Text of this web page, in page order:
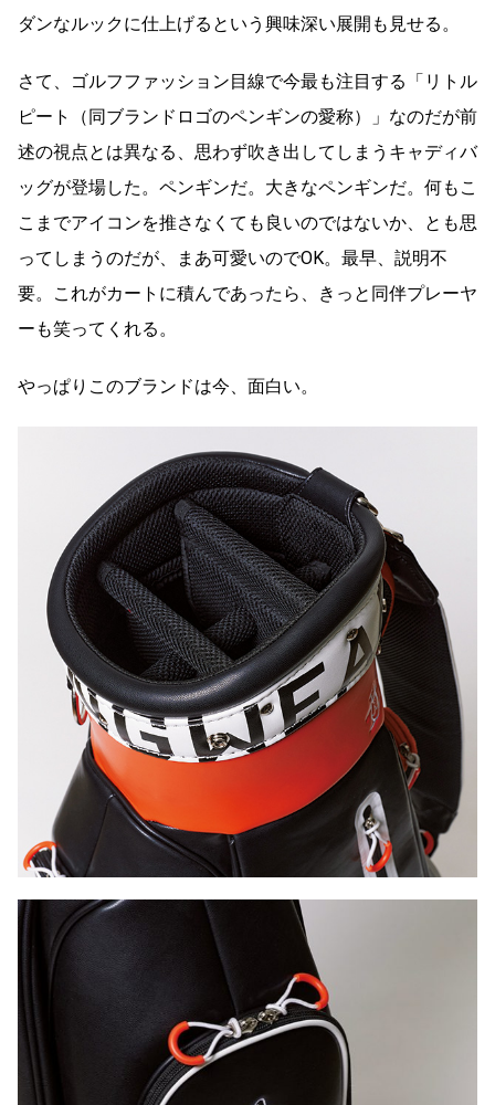
ダンなルックに仕上げるという興味深い展開も見せる。
さて、ゴルフファッション目線で今最も注目する「リトル
ピート（同ブランドロゴのペンギンの愛称）」なのだが前
述の視点とは異なる、思わず吹き出してしまうキャディバ
ッグが登場した。ペンギンだ。大きなペンギンだ。何もこ
こまでアイコンを推さなくても良いのではないか、とも思
ってしまうのだが、まあ可愛いのでOK。最早、説明不
要。これがカートに積んであったら、きっと同伴プレーヤ
ーも笑ってくれる。
やっぱりこのブランドは今、面白い。